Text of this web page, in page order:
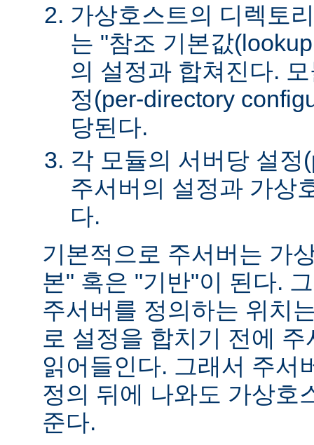
가상호스트의 디렉토
는 "참조 기본값
의 설정과 합쳐진다.
정(per-directory
당된다.
각 모듈의 서버당 설
주서버의 설정과 가상
다.
기본적으로 주서버는 가
본" 혹은 "기반"이 된다.
주서버를 정의하는 위치
로 설정을 합치기 전에
읽어들인다. 그래서 주서
정의 뒤에 나와도 가상호
준다.